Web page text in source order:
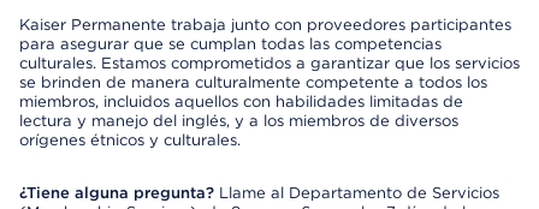
Kaiser Permanente trabaja junto con proveedores participantes
para asegurar que se cumplan todas las competencias
culturales. Estamos comprometidos a garantizar que los servicios
se brinden de manera culturalmente competente a todos los
miembros, incluidos aquellos con habilidades limitadas de
lectura y manejo del inglés, y a los miembros de diversos
orígenes étnicos y culturales.
¿Tiene alguna pregunta? Llame al Departamento de Servicios